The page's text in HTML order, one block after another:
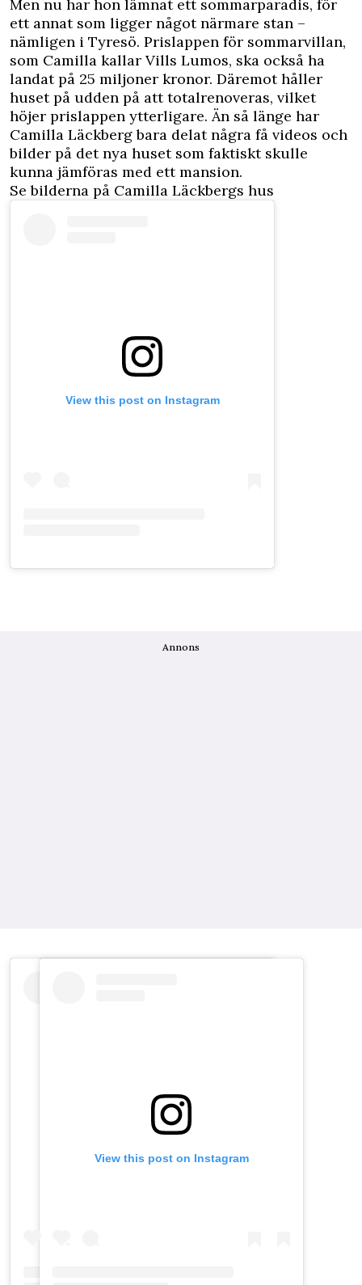
Men nu har hon lämnat ett sommarparadis, för
ett annat som ligger något närmare stan –
nämligen i Tyresö. Prislappen för sommarvillan,
som Camilla kallar Vills Lumos, ska också ha
landat på 25 miljoner kronor. Däremot håller
huset på udden på att totalrenoveras, vilket
höjer prislappen ytterligare. Än så länge har
Camilla Läckberg bara delat några få videos och
bilder på det nya huset som faktiskt skulle
kunna jämföras med ett mansion.
Se bilderna på Camilla Läckbergs hus
View this post on Instagram
Annons
View this post on Instagram
View this post on Instagram